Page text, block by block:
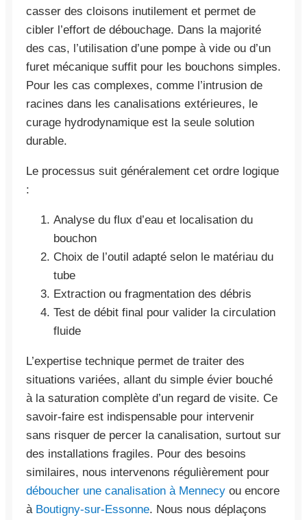
casser des cloisons inutilement et permet de
cibler l’effort de débouchage. Dans la majorité
des cas, l’utilisation d’une pompe à vide ou d’un
furet mécanique suffit pour les bouchons simples.
Pour les cas complexes, comme l’intrusion de
racines dans les canalisations extérieures, le
curage hydrodynamique est la seule solution
durable.
Le processus suit généralement cet ordre logique
:
Analyse du flux d’eau et localisation du
bouchon
Choix de l’outil adapté selon le matériau du
tube
Extraction ou fragmentation des débris
Test de débit final pour valider la circulation
fluide
L’expertise technique permet de traiter des
situations variées, allant du simple évier bouché
à la saturation complète d’un regard de visite. Ce
savoir-faire est indispensable pour intervenir
sans risquer de percer la canalisation, surtout sur
des installations fragiles. Pour des besoins
similaires, nous intervenons régulièrement pour
déboucher une canalisation à Mennecy ou encore
à Boutigny-sur-Essonne. Nous nous déplaçons